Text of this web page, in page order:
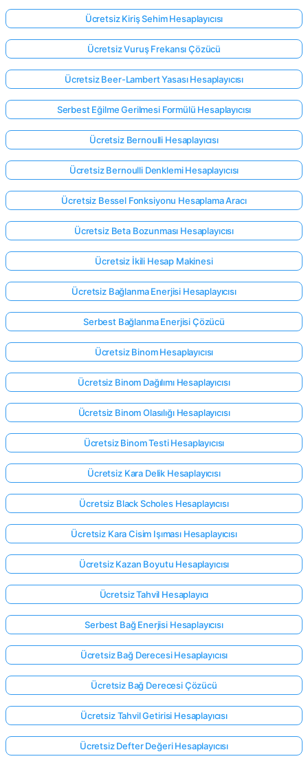
Ücretsiz Kiriş Sehim Hesaplayıcısı
Ücretsiz Vuruş Frekansı Çözücü
Ücretsiz Beer-Lambert Yasası Hesaplayıcısı
Serbest Eğilme Gerilmesi Formülü Hesaplayıcısı
Ücretsiz Bernoulli Hesaplayıcısı
Ücretsiz Bernoulli Denklemi Hesaplayıcısı
Ücretsiz Bessel Fonksiyonu Hesaplama Aracı
Ücretsiz Beta Bozunması Hesaplayıcısı
Ücretsiz İkili Hesap Makinesi
Ücretsiz Bağlanma Enerjisi Hesaplayıcısı
Serbest Bağlanma Enerjisi Çözücü
Ücretsiz Binom Hesaplayıcısı
Ücretsiz Binom Dağılımı Hesaplayıcısı
Ücretsiz Binom Olasılığı Hesaplayıcısı
Ücretsiz Binom Testi Hesaplayıcısı
Ücretsiz Kara Delik Hesaplayıcısı
Ücretsiz Black Scholes Hesaplayıcısı
Ücretsiz Kara Cisim Işıması Hesaplayıcısı
Ücretsiz Kazan Boyutu Hesaplayıcısı
Ücretsiz Tahvil Hesaplayıcı
Serbest Bağ Enerjisi Hesaplayıcısı
Ücretsiz Bağ Derecesi Hesaplayıcısı
Ücretsiz Bağ Derecesi Çözücü
Ücretsiz Tahvil Getirisi Hesaplayıcısı
Ücretsiz Defter Değeri Hesaplayıcısı